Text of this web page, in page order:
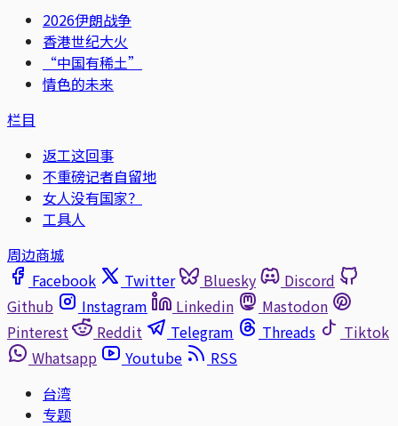
2026伊朗战争
香港世纪大火
“中国有稀土”
情色的未来
栏目
返工这回事
不重磅记者自留地
女人没有国家？
工具人
周边商城
Facebook
Twitter Bluesky
Discord
Github
Instagram Linkedin
Mastodon
Pinterest
Reddit Telegram Threads
Tiktok
Whatsapp
Youtube
RSS
台湾
专题